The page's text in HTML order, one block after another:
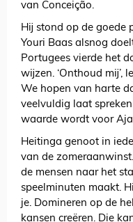
van Conceição.
Hij stond op de goede
Youri Baas alsnog
Portugees vierde het
wijzen. ‘Onthoud mij’,
We hopen van harte
veelvuldig laat
waarde wordt voor
Heitinga genoot in
van de
de mensen naar het
speelminuten maakt.
je. Domineren op de
kansen creëren. Die